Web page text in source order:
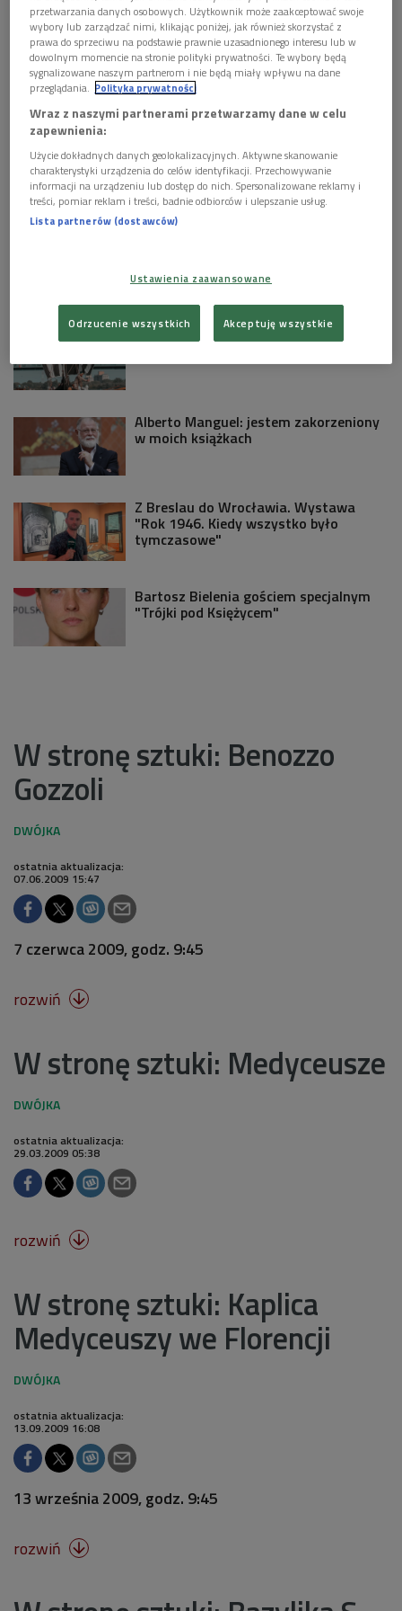
odrodzenia. Jako polityk dał się poznać jako człowiek zręczny i
dzięki niemu zrodziła się legenda florenckiego złotego wieku
Zobacz więcej na temat: bożena fabiani florencja leonardo da vinci
KULTURA W POLSKIM RADIU:
"Primetime": seksualni drapieżnicy na
celowniku i w kamerze Roberta
Pattinsona
Krakowie
Święto Królowej Polskich Rzek - już
Alberto Manguel: jestem zakorzeniony
w moich książkach
Z Breslau do Wrocławia. Wystawa
"Rok 1946. Kiedy wszystko było
tymczasowe"
Bartosz Bielenia gościem specjalnym
"Trójki pod Księżycem"
W stronę sztuki: Benozzo
Gozzoli
ostatnia aktualizacja:
07.06.2009 15:47
7 czerwca 2009, godz. 9:45
rozwiń 
W stronę sztuki: Medyceusze
ostatnia aktualizacja:
29.03.2009 05:38
rozwiń 
W stronę sztuki: Kaplica
Medyceuszy we Florencji
ostatnia aktualizacja:
13.09.2009 16:08
13 września 2009, godz. 9:45
rozwiń 
przetwarzania danych osobowych. Użytkownik może zaakceptować swoje
wybory lub zarządzać nimi, klikając poniżej, jak również skorzystać z
prawa do sprzeciwu na podstawie prawnie uzasadnionego interesu lub w
dowolnym momencie na stronie polityki prywatności. Te wybory będą
sygnalizowane naszym partnerom i nie będą miały wpływu na dane
przeglądania. Polityka prywatności
Wraz z naszymi partnerami przetwarzamy dane w celu
zapewnienia:
Użycie dokładnych danych geolokalizacyjnych. Aktywne skanowanie
charakterystyki urządzenia do celów identyfikacji. Przechowywanie
informacji na urządzeniu lub dostęp do nich. Spersonalizowane reklamy i
treści, pomiar reklam i treści, badnie odbiorców i ulepszanie usług.
Lista partnerów (dostawców)
Ustawienia zaawansowane
Odrzucenie wszystkich Akceptuję wszystkie